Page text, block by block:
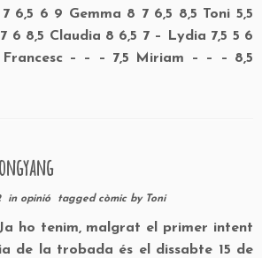
6,5 6 9 Gemma 8 7 6,5 8,5 Toni 5,5
6 8,5 Claudia 8 6,5 7 – Lydia 7,5 5 6
– – – 7,5 Miriam – – – 8,5
in opinió tagged còmic by Toni
ho tenim, malgrat el primer intent
de la trobada és el dissabte 15 de